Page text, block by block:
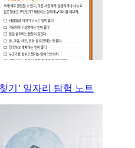
기’ 일자리 탐험 노트